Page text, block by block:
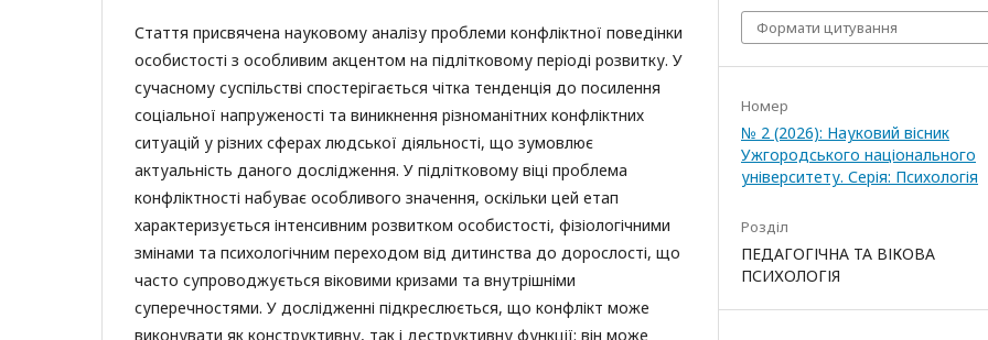
Стаття присвячена науковому аналізу проблеми конфліктної поведінки
особистості з особливим акцентом на підлітковому періоді розвитку. У
сучасному суспільстві спостерігається чітка тенденція до посилення
соціальної напруженості та виникнення різноманітних конфліктних
ситуацій у різних сферах людської діяльності, що зумовлює
актуальність даного дослідження. У підлітковому віці проблема
конфліктності набуває особливого значення, оскільки цей етап
характеризується інтенсивним розвитком особистості, фізіологічними
змінами та психологічним переходом від дитинства до дорослості, що
часто супроводжується віковими кризами та внутрішніми
суперечностями. У дослідженні підкреслюється, що конфлікт може
виконувати як конструктивну, так і деструктивну функції: він може
Формати цитування
Номер
№ 2 (2026): Науковий вісник
Ужгородського національного
університету. Серія: Психологія
Розділ
ПЕДАГОГІЧНА ТА ВІКОВА
ПСИХОЛОГІЯ